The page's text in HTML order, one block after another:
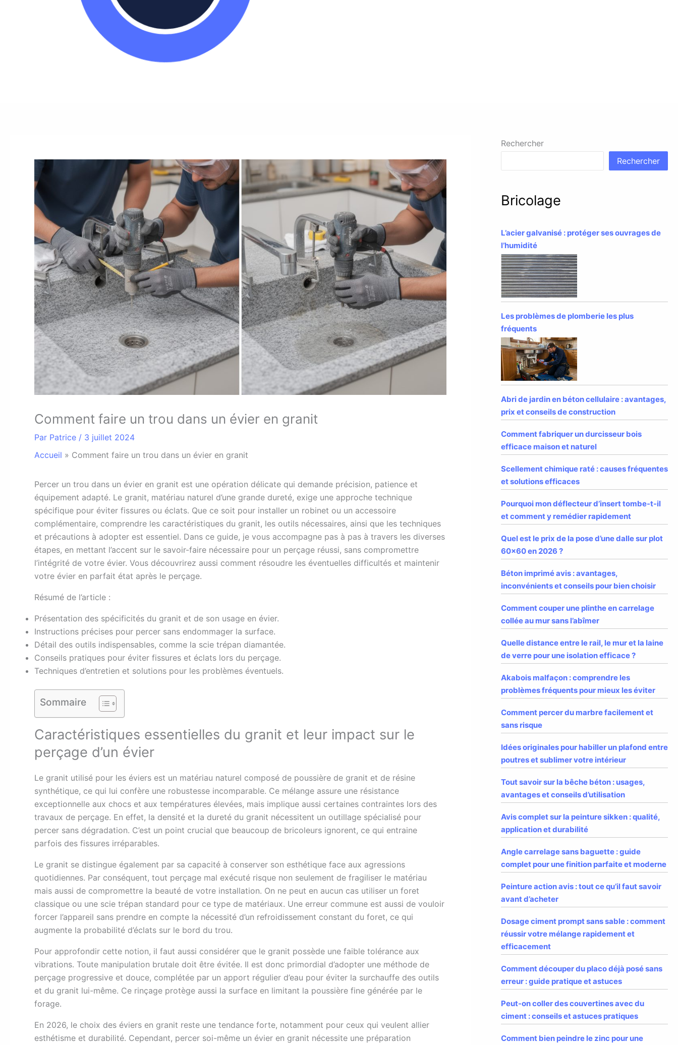
Comment faire un trou dans un évier en granit
Par Patrice / 3 juillet 2024
Accueil » Comment faire un trou dans un évier en granit
Percer un trou dans un évier en granit est une opération délicate qui demande précision, patience et
équipement adapté. Le granit, matériau naturel d’une grande dureté, exige une approche technique
spécifique pour éviter fissures ou éclats. Que ce soit pour installer un robinet ou un accessoire
complémentaire, comprendre les caractéristiques du granit, les outils nécessaires, ainsi que les techniques
et précautions à adopter est essentiel. Dans ce guide, je vous accompagne pas à pas à travers les diverses
étapes, en mettant l’accent sur le savoir-faire nécessaire pour un perçage réussi, sans compromettre
l’intégrité de votre évier. Vous découvrirez aussi comment résoudre les éventuelles difficultés et maintenir
votre évier en parfait état après le perçage.
Résumé de l’article :
Présentation des spécificités du granit et de son usage en évier.
Instructions précises pour percer sans endommager la surface.
Détail des outils indispensables, comme la scie trépan diamantée.
Conseils pratiques pour éviter fissures et éclats lors du perçage.
Techniques d’entretien et solutions pour les problèmes éventuels.
Sommaire
Caractéristiques essentielles du granit et leur impact sur le
perçage d’un évier
Le granit utilisé pour les éviers est un matériau naturel composé de poussière de granit et de résine
synthétique, ce qui lui confère une robustesse incomparable. Ce mélange assure une résistance
exceptionnelle aux chocs et aux températures élevées, mais implique aussi certaines contraintes lors des
travaux de perçage. En effet, la densité et la dureté du granit nécessitent un outillage spécialisé pour
percer sans dégradation. C’est un point crucial que beaucoup de bricoleurs ignorent, ce qui entraine
parfois des fissures irréparables.
Le granit se distingue également par sa capacité à conserver son esthétique face aux agressions
quotidiennes. Par conséquent, tout perçage mal exécuté risque non seulement de fragiliser le matériau
mais aussi de compromettre la beauté de votre installation. On ne peut en aucun cas utiliser un foret
classique ou une scie trépan standard pour ce type de matériaux. Une erreur commune est aussi de vouloir
forcer l’appareil sans prendre en compte la nécessité d’un refroidissement constant du foret, ce qui
augmente la probabilité d’éclats sur le bord du trou.
Pour approfondir cette notion, il faut aussi considérer que le granit possède une faible tolérance aux
vibrations. Toute manipulation brutale doit être évitée. Il est donc primordial d’adopter une méthode de
perçage progressive et douce, complétée par un apport régulier d’eau pour éviter la surchauffe des outils
et du granit lui-même. Ce rinçage protège aussi la surface en limitant la poussière fine générée par le
forage.
En 2026, le choix des éviers en granit reste une tendance forte, notamment pour ceux qui veulent allier
esthétisme et durabilité. Cependant, percer soi-même un évier en granit nécessite une préparation
Rechercher
Rechercher
Bricolage
L’acier galvanisé : protéger ses ouvrages de
l’humidité
Les problèmes de plomberie les plus
fréquents
Abri de jardin en béton cellulaire : avantages,
prix et conseils de construction
Comment fabriquer un durcisseur bois
efficace maison et naturel
Scellement chimique raté : causes fréquentes
et solutions efficaces
Pourquoi mon déflecteur d’insert tombe-t-il
et comment y remédier rapidement
Quel est le prix de la pose d’une dalle sur plot
60×60 en 2026 ?
Béton imprimé avis : avantages,
inconvénients et conseils pour bien choisir
Comment couper une plinthe en carrelage
collée au mur sans l’abîmer
Quelle distance entre le rail, le mur et la laine
de verre pour une isolation efficace ?
Akabois malfaçon : comprendre les
problèmes fréquents pour mieux les éviter
Comment percer du marbre facilement et
sans risque
Idées originales pour habiller un plafond entre
poutres et sublimer votre intérieur
Tout savoir sur la bêche béton : usages,
avantages et conseils d’utilisation
Avis complet sur la peinture sikken : qualité,
application et durabilité
Angle carrelage sans baguette : guide
complet pour une finition parfaite et moderne
Peinture action avis : tout ce qu’il faut savoir
avant d’acheter
Dosage ciment prompt sans sable : comment
réussir votre mélange rapidement et
efficacement
Comment découper du placo déjà posé sans
erreur : guide pratique et astuces
Peut-on coller des couvertines avec du
ciment : conseils et astuces pratiques
Comment bien peindre le zinc pour une